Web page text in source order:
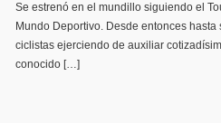
Se estrenó en el mundillo siguiendo el
Mundo Deportivo. Desde entonces
ciclistas ejerciendo de auxiliar
conocido […]